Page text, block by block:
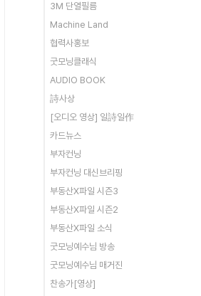
3M 단열필름
Machine Land
협력사홍보
굿모닝클래식
AUDIO BOOK
詩사상
[오디오 영상] 일詩일作
카드뉴스
부자컨닝
부자컨닝 대신브리핑
부동산X파일 시즌3
부동산X파일 시즌2
부동산X파일 소식
굿모닝예수님 방송
굿모닝예수님 매거진
찬송가[영상]